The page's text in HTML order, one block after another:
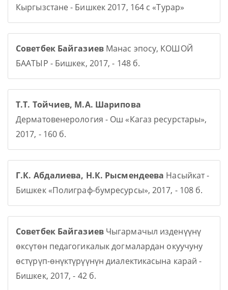
Кыргызстане - Бишкек 2017, 164 с «Турар»
Советбек БайгазиевМанас эпосу, КОШОЙ
БААТЫР - Бишкек, 2017, - 148 б.
Т.Т. Тойчиев, М.А. Шарипова
Дерматовенерология - Ош «Кагаз ресурстары»,
2017, - 160 б.
Г.К. Абдалиева, Н.К. Рысмендеева Насыйкат -
Бишкек «Полиграф-бумресурсы», 2017, - 108 б.
Советбек БайгазиевЧыгармачыл изденүүнү
өксүтөн педагогикалык догмалардан окуучуну
өстүрүп-өнүктүрүүнүн диалектикасына карай -
Бишкек, 2017, - 42 б.